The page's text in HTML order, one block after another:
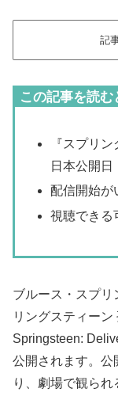
記
この記事を読む
『スプリ
日本公開日
配信開始が
視聴できる
ブルース・スプ
リングスティーン
Springsteen:
公開されます。公
り、劇場で観ら